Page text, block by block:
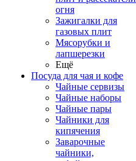
огня
Зажигалки для
газовых плит
Мясорубки и
лапшерезки
Ещё
Посуда для чая и кофе
Чайные сервизы
Чайные наборы
Чайные пары
Чайники для
кипячения
Заварочные
чайники,